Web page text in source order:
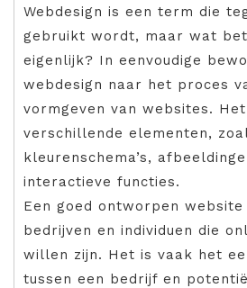
Webdesign is een term die
gebruikt wordt, maar wat
eigenlijk? In eenvoudige
webdesign naar het proces
vormgeven van websites.
verschillende elementen,
kleurenschema’s,
interactieve functies.
Een goed ontworpen
bedrijven en individuen die
willen zijn. Het is vaak het
tussen een bedrijf en